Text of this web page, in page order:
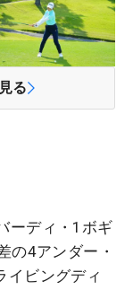
る
ーディ・1ボギ
の4アンダー・
イビングディ